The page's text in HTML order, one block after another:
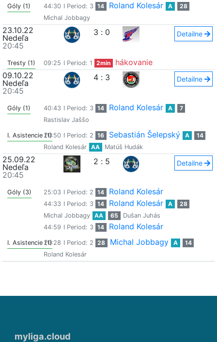
Góly (1) 44:30 I Period: 3 14 Roland Kolesár A
28
Michal Jobbagy
23.10.22
Nedeľa
20:45
3 : 0 Detailne
Tresty (1) 09:25 I Period: 1 2min
hákovanie
09.10.22
Nedeľa
20:45
4 : 3 Detailne
Góly (1) 40:43 I Period: 3 14 Roland Kolesár A
7
Rastislav Jaššo
I. Asistencie (1)20:50 I Period: 2 16 Sebastián Šelepský A
14
Roland Kolesár
AA Matúš Hudák
25.09.22
Nedeľa
20:45
2 : 5 Detailne
Góly (3) 25:03 I Period: 2 14 Roland Kolesár
44:33 I Period: 3 14 Roland Kolesár A
28
Michal Jobbagy
AA 65
Dušan Juhás
44:59 I Period: 3 14 Roland Kolesár
I. Asistencie (1)20:28 I Period: 2 28 Michal Jobbagy A
14
Roland Kolesár
myliga.cloud